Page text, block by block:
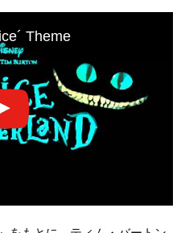
Theme